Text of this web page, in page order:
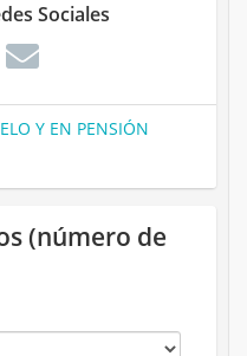
Sociales
Y EN PENSIÓN
(número de